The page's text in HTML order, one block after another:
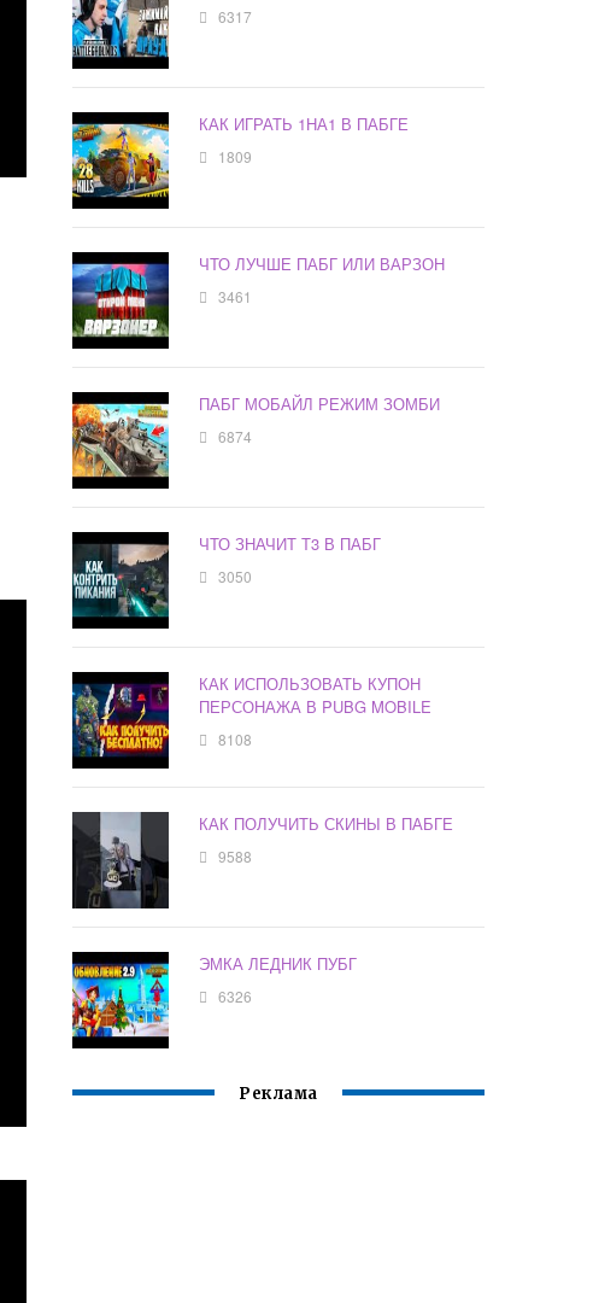
6317
КАК ИГРАТЬ 1НА1 В ПАБГЕ
1809
ЧТО ЛУЧШЕ ПАБГ ИЛИ ВАРЗОН
3461
ПАБГ МОБАЙЛ РЕЖИМ ЗОМБИ
6874
ЧТО ЗНАЧИТ Т3 В ПАБГ
3050
КАК ИСПОЛЬЗОВАТЬ КУПОН
ПЕРСОНАЖА В PUBG MOBILE
8108
КАК ПОЛУЧИТЬ СКИНЫ В ПАБГЕ
9588
ЭМКА ЛЕДНИК ПУБГ
6326
Реклама